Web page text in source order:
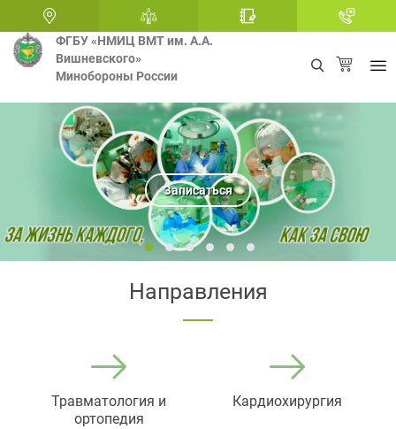
+
ФГБУ «НМИЦ ВМТ им. А.А.
Вишневского»
Минобороны России
Записаться
Подробнее
Подробнее
.
Записаться
.
Подробнее
ЛЕЧЕНИЕ В ГОСПИТАЛЕ ВИШНЕВСКОГО
ДОСТУПНО КАЖДОМУ
Подробнее
1 2 3 4 5 6
Направления
Травматология и
ортопедия
Кардиохирургия